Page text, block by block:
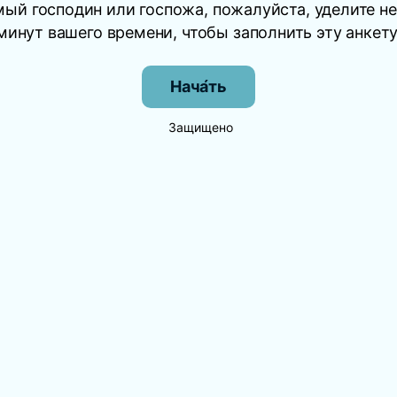
господин или госпожа, пожалуйста, уделите
вашего времени, чтобы заполнить эту
Нача́ть
Защищено